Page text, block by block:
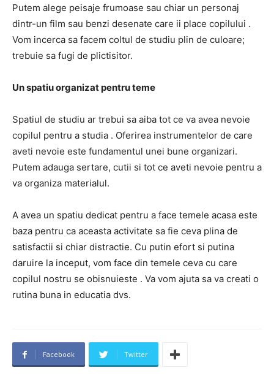
Putem alege peisaje frumoase sau chiar un personaj
dintr-un film sau benzi desenate care ii place copilului .
Vom incerca sa facem coltul de studiu plin de culoare;
trebuie sa fugi de plictisitor.
Un spatiu organizat pentru teme
Spatiul de studiu ar trebui sa aiba tot ce va avea nevoie
copilul pentru a studia . Oferirea instrumentelor de care
aveti nevoie este fundamentul unei bune organizari.
Putem adauga sertare, cutii si tot ce aveti nevoie pentru a
va organiza materialul.
A avea un spatiu dedicat pentru a face temele acasa este
baza pentru ca aceasta activitate sa fie ceva plina de
satisfactii si chiar distractie. Cu putin efort si putina
daruire la inceput, vom face din temele ceva cu care
copilul nostru se obisnuieste . Va vom ajuta sa va creati o
rutina buna in educatia dvs.
Facebook Twitter